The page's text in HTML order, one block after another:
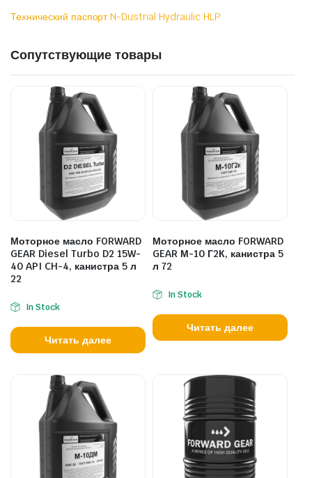
Технический паспорт N-Dustrial Hydraulic HLP
Сопутствующие товары
Моторное масло FORWARD
GEAR Diesel Turbo D2 15W-
40 API CH-4, канистра 5 л
22
In Stock
Читать далее
Моторное масло FORWARD
GEAR М-10 Г2К, канистра 5
л 72
In Stock
Читать далее